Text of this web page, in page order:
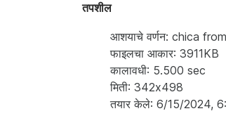
तपशील
आशयाचे वर्णन: chica
फाइलचा आकार: 3911KB
कालावधी: 5.500 sec
मिती: 342x498
तयार केले: 6/15/2024,